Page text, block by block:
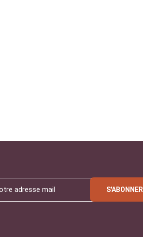
S'ABONNER